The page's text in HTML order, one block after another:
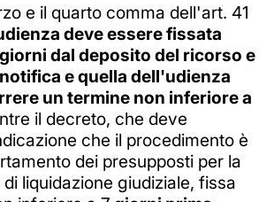
e il quarto comma dell'art. 41
deve essere fissata
dal deposito del ricorso e
e quella dell'udienza
un termine non inferiore a
il decreto, che deve
che il procedimento è
dei presupposti per la
liquidazione giudiziale, fissa